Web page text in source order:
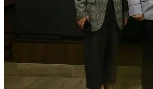
Перейти в избранное